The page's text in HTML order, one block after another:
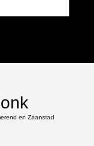
en Zaanstad